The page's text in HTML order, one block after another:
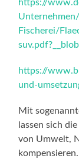
https://
Fischerei/
https://
und-
Mit
lassen sich
von Umwelt,